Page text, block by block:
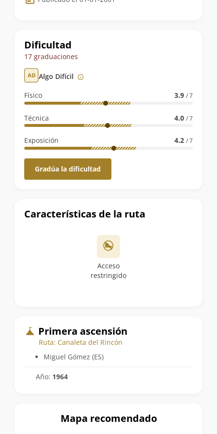
de
ruta
Dificultad
17 graduaciones
Algo Difícil
Físico 3.9 / 7
Técnica 4.0 / 7
Exposición 4.2 / 7
Gradúa la dificultad
Características de la ruta
Acceso
restringido
Primera ascensión
Ruta: Canaleta del Rincón
Miguel Gómez (ES)
Año: 1964
Mapa recomendado